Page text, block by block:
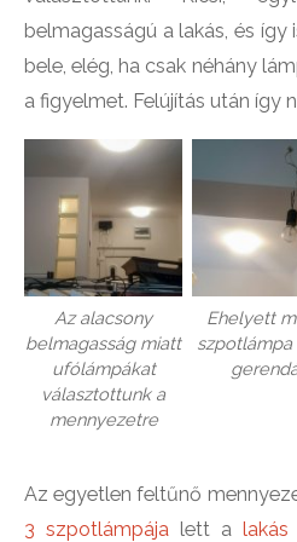
belmagasságú a lakás, és
bele, elég, ha csak néhány
a figyelmet. Felújítás után így
Az alacsony
belmagasság miatt
ufólámpákat
választottunk a
mennyezetre
Ehelyett
szpotlámpa
Az egyetlen feltűnő
3 szpotlámpája lett alakás